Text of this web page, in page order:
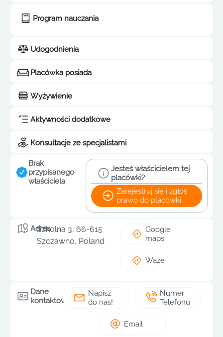
Program nauczania
Udogodnienia
Placówka posiada
Wyżywienie
Aktywności dodatkowe
Konsultacje ze specjalistami
Brak
przypisanego
właściciela
Jesteś właścicielem tej
placówki?
Zarejestruj się i zgłoś
prawo do placówki
Adres
Szkolna 3, 66-615
Szczawno, Poland
Google
maps
Waze
Dane
kontaktowe
Napisz
do nas!
Numer
Telefonu
Email